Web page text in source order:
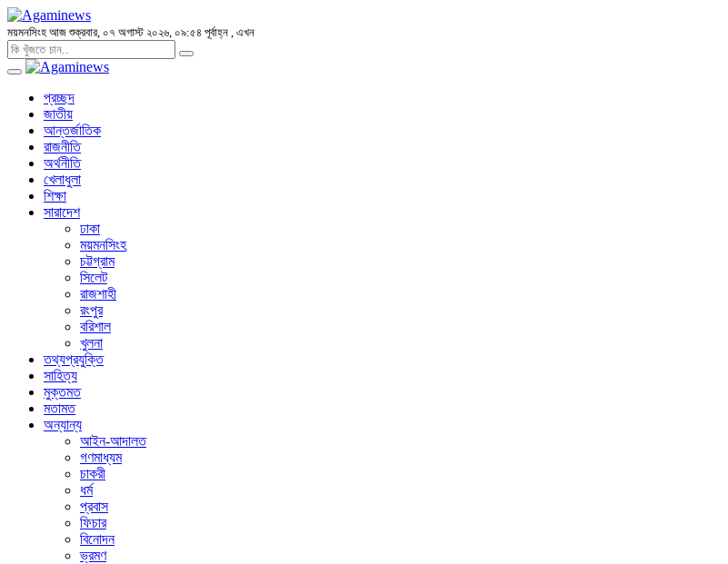
ময়মনসিংহ আজ শুক্রবার, ০৭ অগাস্ট ২০২৬, ০৯:৫৪ পূর্বাহ্ন , এখন
প্রচ্ছদ
জাতীয়
আন্তর্জাতিক
রাজনীতি
অর্থনীতি
খেলাধুলা
শিক্ষা
সারাদেশ
ঢাকা
ময়মনসিংহ
চট্টগ্রাম
সিলেট
রাজশাহী
রংপুর
বরিশাল
খুলনা
তথ্যপ্রযুক্তি
সাহিত্য
মুক্তমত
মতামত
অন্যান্য
আইন-আদালত
গণমাধ্যম
চাকরী
ধর্ম
প্রবাস
ফিচার
বিনোদন
ভ্রমণ